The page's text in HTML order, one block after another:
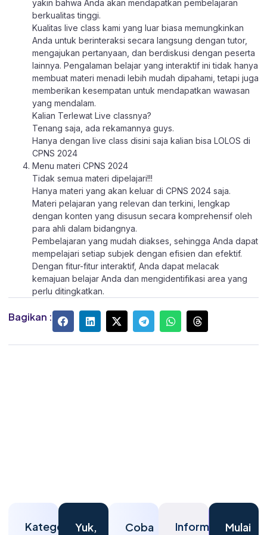
yakin bahwa Anda akan mendapatkan pembelajaran
berkualitas tinggi.
Kualitas live class kami yang luar biasa memungkinkan
Anda untuk berinteraksi secara langsung dengan tutor,
mengajukan pertanyaan, dan berdiskusi dengan peserta
lainnya. Pengalaman belajar yang interaktif ini tidak hanya
membuat materi menadi lebih mudah dipahami, tetapi juga
memberikan kesempatan untuk mendapatkan wawasan
yang mendalam.
Kalian Terlewat Live classnya?
Tenang saja, ada rekamannya guys.
Hanya dengan live class disini saja kalian bisa LOLOS di
CPNS 2024
Menu materi CPNS 2024
Tidak semua materi dipelajari!!!
Hanya materi yang akan keluar di CPNS 2024 saja.
Materi pelajaran yang relevan dan terkini, lengkap
dengan konten yang disusun secara komprehensif oleh
para ahli dalam bidangnya.
Pembelajaran yang mudah diakses, sehingga Anda dapat
mempelajari setiap subjek dengan efisien dan efektif.
Dengan fitur-fitur interaktif, Anda dapat melacak
kemajuan belajar Anda dan mengidentifikasi area yang
perlu ditingkatkan.
Bagikan :
Kategori
Yuk,
Coba
Informasi
Mulai